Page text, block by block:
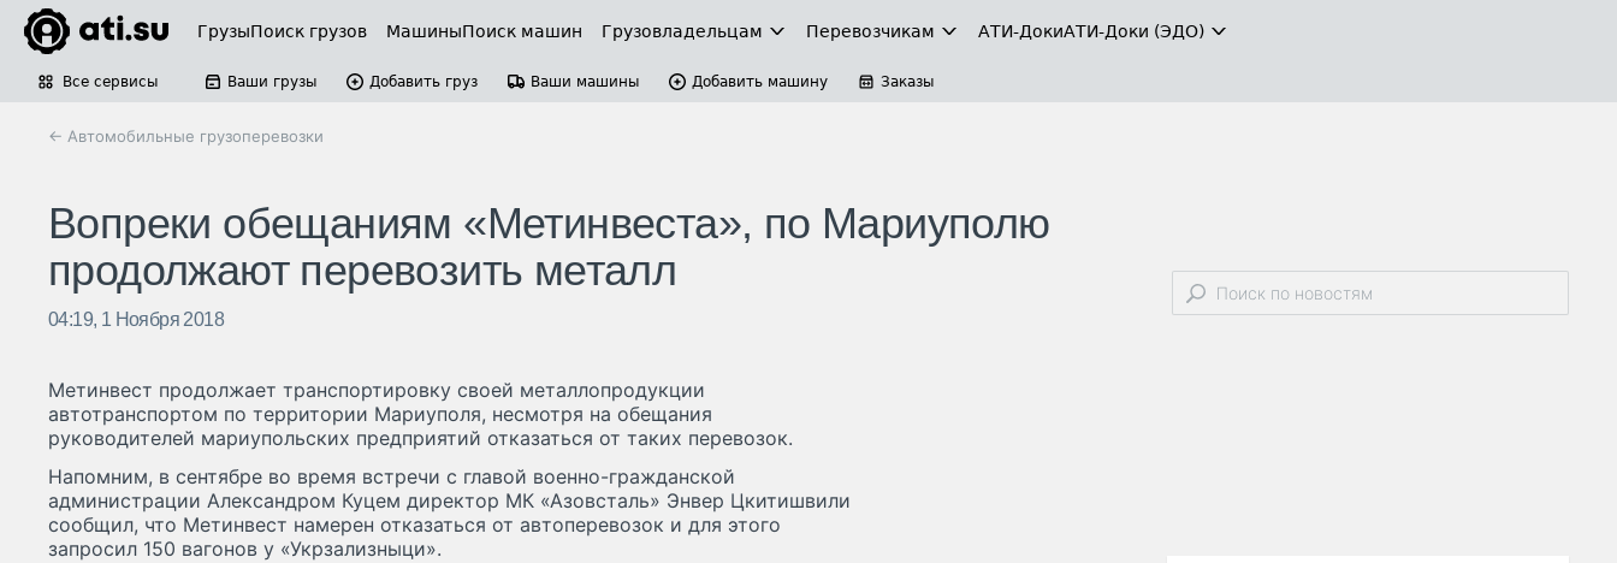
ГрузыПоиск грузов МашиныПоиск машин Грузовладельцам Перевозчикам АТИ-ДокиАТИ-Доки (ЭДО)
Все сервисы Ваши грузы Добавить груз Ваши машины Добавить машину Заказы
← Автомобильные грузоперевозки
Вопреки обещаниям «Метинвеста», по Мариуполю
продолжают перевозить металл
04:19, 1 Ноября 2018
Метинвест продолжает транспортировку своей металлопродукции
автотранспортом по территории Мариуполя, несмотря на обещания
руководителей мариупольских предприятий отказаться от таких перевозок.
Напомним, в сентябре во время встречи с главой военно-гражданской
администрации Александром Куцем директор МК «Азовсталь» Энвер Цкитишвили
сообщил, что Метинвест намерен отказаться от автоперевозок и для этого
запросил 150 вагонов у «Укрзализныци».